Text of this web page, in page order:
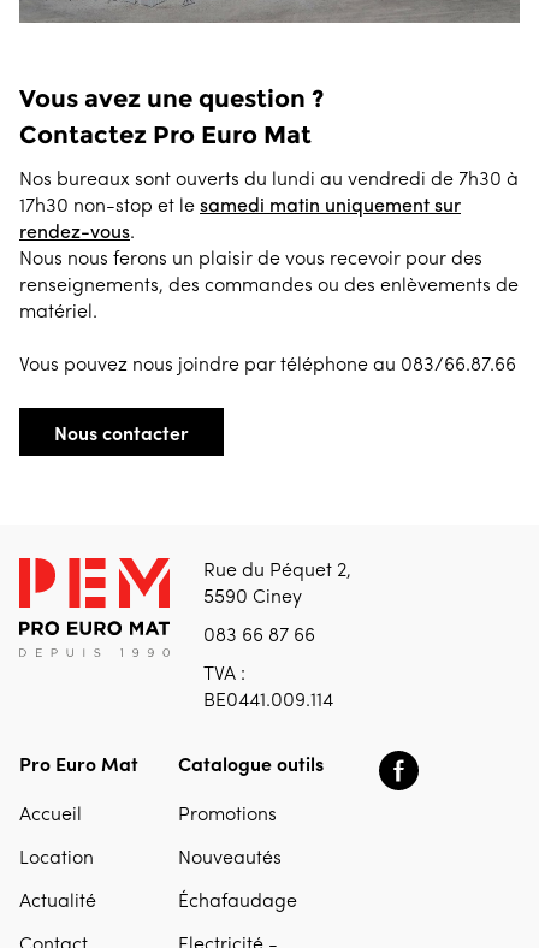
Vous avez une question ?
Contactez Pro Euro Mat
Nos bureaux sont ouverts du lundi au vendredi de 7h30 à
17h30 non-stop et le samedi matin uniquement sur
rendez-vous.
Nous nous ferons un plaisir de vous recevoir pour des
renseignements, des commandes ou des enlèvements de
matériel.
Vous pouvez nous joindre par téléphone au 083/66.87.66
Nous contacter
Rue du Péquet 2,
5590 Ciney
083 66 87 66
TVA :
BE0441.009.114
Pro Euro Mat
Accueil
Location
Actualité
Catalogue outils
Promotions
Nouveautés
Échafaudage